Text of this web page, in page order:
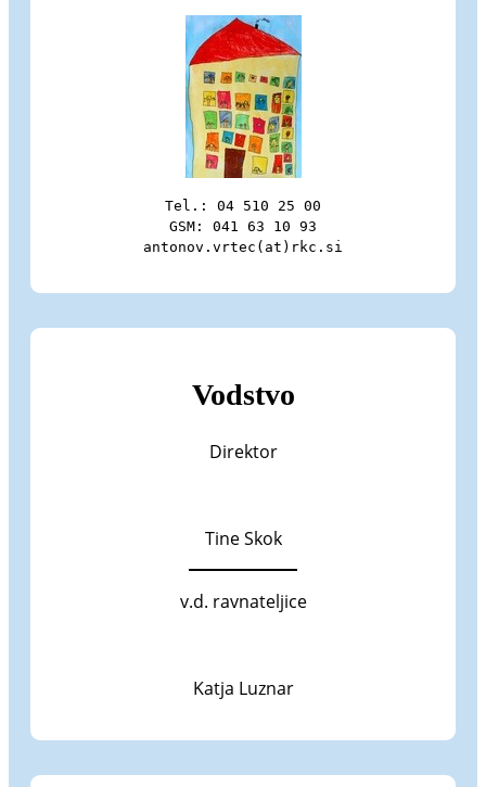
Tel.: 04 510 25 00
GSM: 041 63 10 93
antonov.vrtec(at)rkc.si
Vodstvo
Direktor
Tine Skok
v.d. ravnateljice
Katja Luznar